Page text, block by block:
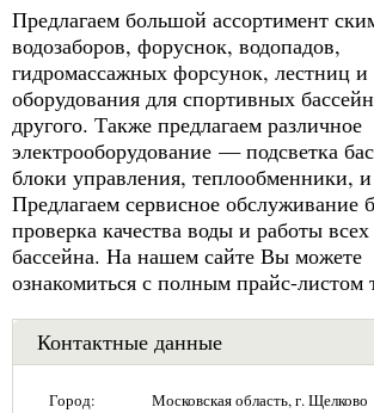
Предлагаем большой ассортимент
водозаборов, форуснок, водопадов,
гидромассажных форсунок, лестниц
оборудования для спортивных
другого. Также предлагаем различное
электрооборудование — подсветка
блоки управления, теплообменники,
Предлагаем сервисное обслуживание
проверка качества воды и работы всех
бассейна. На нашем сайте Вы можете
ознакомиться с полным прайс-листом
Контактные данные
Город: Московская область, г. Щелково